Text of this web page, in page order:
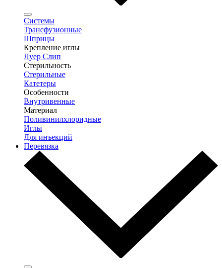
Системы
Трансфузионные
Шприцы
Крепление иглы
Луер Слип
Стерильность
Стерильные
Катетеры
Особенности
Внутривенные
Материал
Поливинилхлоридные
Иглы
Для инъекций
Перевязка